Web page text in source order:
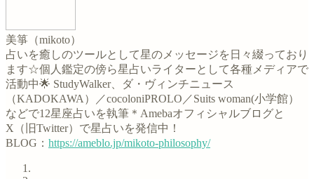
美箏（mikoto）
占いを癒しのツールとして星のメッセージを日々綴っており
ます☆個人鑑定の傍ら星占いライターとして各種メディアで
活動中🌟 StudyWalker、ダ・ヴィンチニュース
（KADOKAWA）／cocoloniPROLO／Suits woman(小学館）
などで12星座占いを執筆＊Amebaオフィシャルブログと
X（旧Twitter）で星占いを発信中！
BLOG： https://ameblo.jp/mikoto-philosophy/